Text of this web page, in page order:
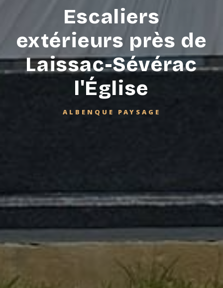
Escaliers
extérieurs près de
Laissac-Sévérac
l'Église
ALBENQUE PAYSAGE